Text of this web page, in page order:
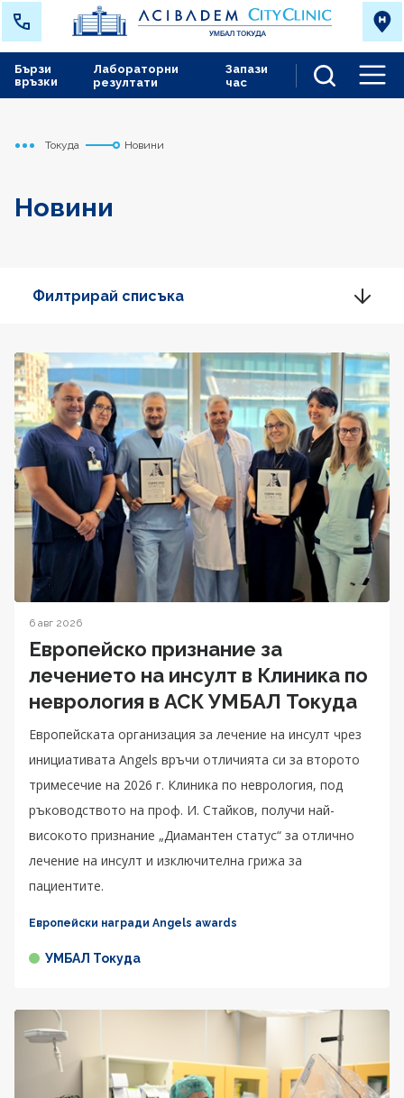
Лабораторни
резултати
Запази
час
Бързи
връзки
Начало
Токуда Новини
Новини
Филтрирай списъка
6 авг 2026
Европейско признание за
лечението на инсулт в Клиника по
неврология в АСК УМБАЛ Токуда
Eвропейската организация за лечение на инсулт чрез
инициативата Angels връчи отличията си за второто
тримесечие на 2026 г. Клиника по неврология, под
ръководството на проф. И. Стайков, получи най-
високото признание „Диамантен статус“ за отлично
лечение на инсулт и изключителна грижа за
пациентите.
Европейски награди Angels awards
УМБАЛ Токуда